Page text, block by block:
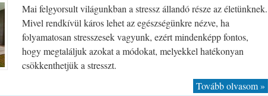
Mai felgyorsult világunkban a stressz állandó része az életünknek.
Mivel rendkívül káros lehet az egészségünkre nézve, ha
folyamatosan stresszesek vagyunk, ezért mindenképp fontos,
hogy megtaláljuk azokat a módokat, melyekkel hatékonyan
csökkenthetjük a stresszt.
Tovább olvasom »